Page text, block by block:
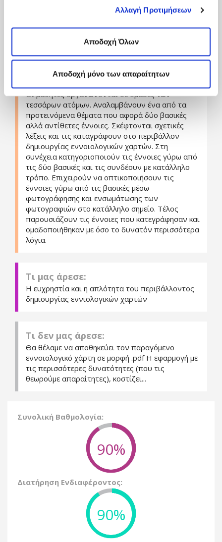
site cookies. Ενημερώσου για την Πολιτική
CookiesΕδώκαι τους διαφορετικούς τύπους Cookies
επιλέγοντας «Ρυθμίσεις Cookies», και τροποποίησε ανά
Αλλαγή Προτιμήσεων
Αποδοχή Όλων
Αποδοχή μόνο των απαραίτητων
ανεξάρτητων εννιολογικών χαρτών.
Αυτόματη αλλαγή εμφάνισηςτου
εννιολογικού χάρτη που ήδη έχει
δημιουργηθεί μέσα από πολλές επιλογές
χρωματικών συνδυασμών.
Βασικέςρυθμίσεις αρχικοποίησηςτου
περιβάλλοντος.
Οι μαθητές οργανώνονται σε ομάδες των
τεσσάρων ατόμων. Αναλαμβάνουν ένα από τα
προτεινόμενα θέματα που αφορά δύο βασικές
αλλά αντίθετες έννοιες. Σκέφτονται σχετικές
λέξεις και τις καταγράφουν στο περιβάλλον
δημιουργίας εννοιολογικών χαρτών. Στη
συνέχεια κατηγοριοποιούν τις έννοιες γύρω από
τις δύο βασικές και τις συνδέουν με κατάλληλο
τρόπο. Επιχειρούν να οπτικοποιήσουν τις
έννοιες γύρω από τις βασικές μέσω
φωτογράφησης και ενσωμάτωσης των
φωτογραφιών στο κατάλληλο σημείο. Τέλος
παρουσιάζουν τις έννοιες που κατεγράφησαν και
ομαδοποιήθηκαν με όσο το δυνατόν περισσότερα
λόγια.
Τι μας άρεσε:
Η ευχρηστία και η απλότητα του περιβάλλοντος
δημιουργίας εννιολογικών χαρτών
Τι δεν μας άρεσε:
Θα θέλαμε να αποθηκεύει τον παραγόμενο
εννοιολογικό χάρτη σε μορφή .pdf Η εφαρμογή με
τις περισσότερες δυνατότητες (που τις
θεωρούμε απαραίτητες), κοστίζει...
Συνολική Βαθμολογία:
90%
Διατήρηση Ενδιαφέροντος:
90%